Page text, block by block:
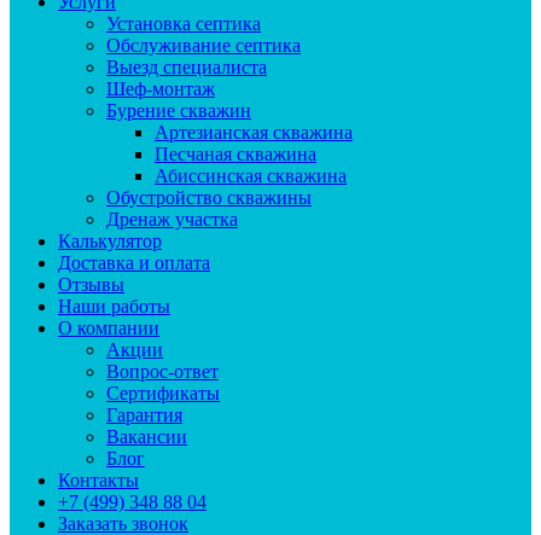
Установка септика
Обслуживание септика
Выезд специалиста
Шеф-монтаж
Бурение скважин
Артезианская скважина
Песчаная скважина
Абиссинская скважина
Обустройство скважины
Дренаж участка
Калькулятор
Доставка и оплата
Отзывы
Наши работы
О компании
Акции
Вопрос-ответ
Сертификаты
Гарантия
Вакансии
Блог
Контакты
+7 (499) 348 88 04
Заказать звонок